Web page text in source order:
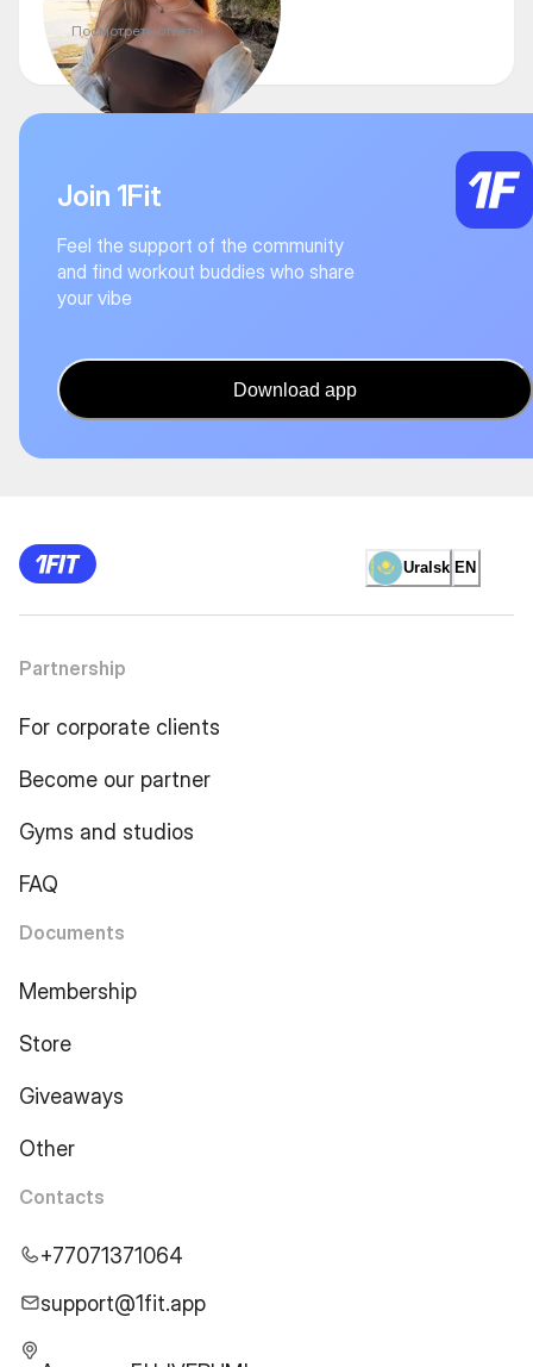
Посмотреть ответы
Join 1Fit
Feel the support of the community
and find workout buddies who share
your vibe
Download app
Uralsk EN
Partnership
For corporate clients
Become our partner
Gyms and studios
FAQ
Documents
Membership
Store
Giveaways
Other
Contacts
+77071371064
support@1fit.app